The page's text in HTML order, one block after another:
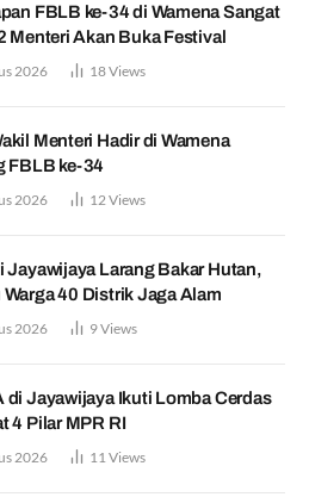
FBLB ke-34 di Wamena Sangat
Menteri Akan Buka Festival
2026 18Views
Menteri Hadir di Wamena
FBLB ke-34
2026 12 Views
Jayawijaya Larang Bakar Hutan,
Warga 40 Distrik Jaga Alam
2026 9Views
di Jayawijaya Ikuti Lomba Cerdas
4 Pilar MPR RI
2026 11 Views